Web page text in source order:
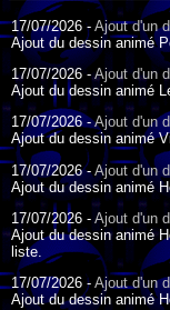
17/07/2026 - Ajout d'un
Ajout du dessin animé
17/07/2026 -Ajout d'un
Ajout du dessin animé
17/07/2026 -Ajout d'un
Ajout du dessin animé
17/07/2026 -Ajout d'un
Ajout du dessin animé
17/07/2026 - Ajout d'un
Ajout du dessin animé
liste.
17/07/2026 - Ajout d'un
Ajout du dessin animé